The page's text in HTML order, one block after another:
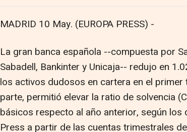
MADRID 10 May. (EUROPA PRESS) -
La gran banca española --compuesta por
Sabadell, Bankinter y Unicaja-- redujo en
los activos dudosos en cartera en el
parte, permitió elevar la ratio de solvencia
básicos respecto al año anterior, según
Press a partir de las cuentas trimestrales